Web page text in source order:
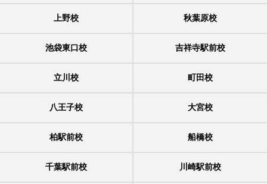
上野校 秋葉原校
池袋東口校 吉祥寺駅前校
立川校 町田校
八王子校 大宮校
柏駅前校 船橋校
千葉駅前校 川崎駅前校